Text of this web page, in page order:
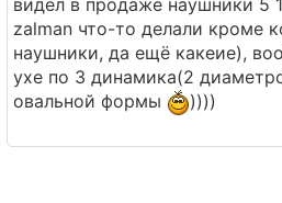
zalman что-то делали кроме
наушники, да ещё какеие),
ухе по 3 динамика(2
овальной формы
))))